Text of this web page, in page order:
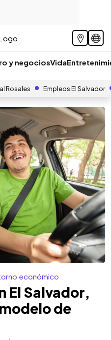
y negociosVida
Rosales Empleos El Salvador
económico
El Salvador,
de